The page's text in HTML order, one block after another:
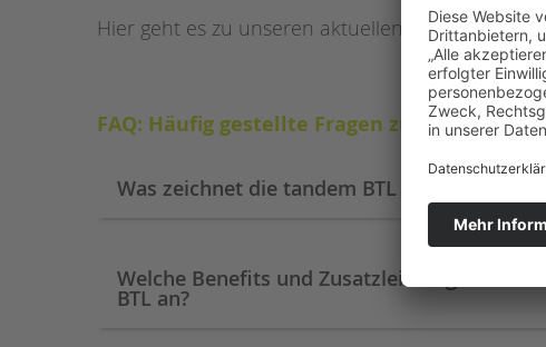
Hier geht es zu unseren aktuellen
FAQ: Häufig gestellte Fragen zum Thema
Was zeichnet die tandem BTL als
Welche Benefits und Zusatzleistungen
BTL an?